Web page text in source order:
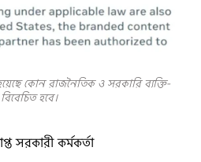
কোন রাজনৈতিক ও সরকারি ব্যক্তি-
হবে।
সরকারী কর্মকর্তা